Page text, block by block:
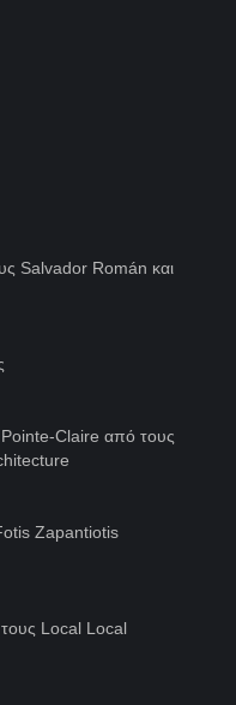
Salvador Román και
Claire από τους
Zapantiotis
Local Local